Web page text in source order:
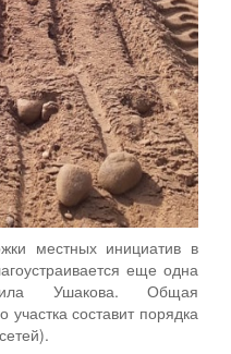
местных инициатив в
еще одна
Ушакова. Общая
составит порядка